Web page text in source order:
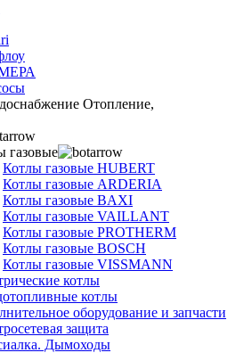
Отопление,
газовые
Котлы газовые HUBERT
Котлы газовые ARDERIA
Котлы газовые BAXI
Котлы газовые VAILLANT
Котлы газовые PROTHERM
Котлы газовые BOSCH
Котлы газовые VISSMANN
котлы
котлы
оборудование и запчасти
защита
Дымоходы